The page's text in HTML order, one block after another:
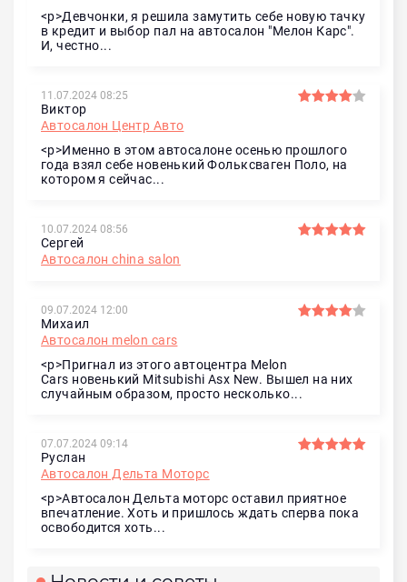
<p>Девчонки, я решила замутить себе новую тачку
в кредит и выбор пал на автосалон "Мелон Карс".
И, честно...
11.07.2024 08:25
Виктор
Автосалон Центр Авто
<p>Именно в этом автосалоне осенью прошлого
года взял себе новенький Фольксваген Поло, на
котором я сейчас...
10.07.2024 08:56
Сергей
Автосалон china salon
09.07.2024 12:00
Михаил
Автосалон melon cars
<p>Пригнал из этого автоцентра Melon
Cars новенький Mitsubishi Asx New. Вышел на них
случайным образом, просто несколько...
07.07.2024 09:14
Руслан
Автосалон Дельта Моторс
<p>Автосалон Дельта моторс оставил приятное
впечатление. Хоть и пришлось ждать сперва пока
освободится хоть...